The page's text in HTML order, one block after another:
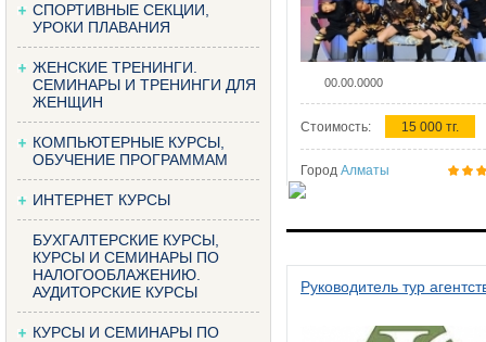
СПОРТИВНЫЕ СЕКЦИИ,
УРОКИ ПЛАВАНИЯ
ЖЕНСКИЕ ТРЕНИНГИ.
СЕМИНАРЫ И ТРЕНИНГИ ДЛЯ
ЖЕНЩИН
КОМПЬЮТЕРНЫЕ КУРСЫ,
ОБУЧЕНИЕ ПРОГРАММАМ
ИНТЕРНЕТ КУРСЫ
БУХГАЛТЕРСКИЕ КУРСЫ,
КУРСЫ И СЕМИНАРЫ ПО
НАЛОГООБЛАЖЕНИЮ.
АУДИТОРСКИЕ КУРСЫ
КУРСЫ И СЕМИНАРЫ ПО
00.00.0000
Стоимость: 15 000 тг.
Город Алматы
Руководитель тур